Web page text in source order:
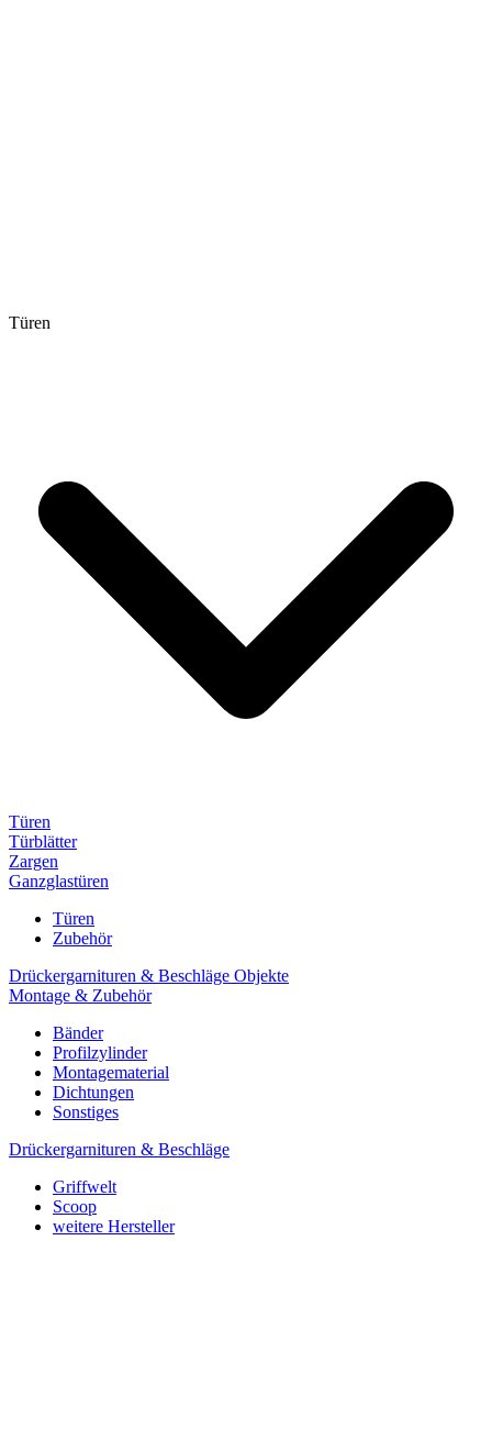
Türen
Türen
Türblätter
Zargen
Ganzglastüren
Türen
Zubehör
Drückergarnituren & Beschläge Objekte
Montage & Zubehör
Bänder
Profilzylinder
Montagematerial
Dichtungen
Sonstiges
Drückergarnituren & Beschläge
Griffwelt
Scoop
weitere Hersteller